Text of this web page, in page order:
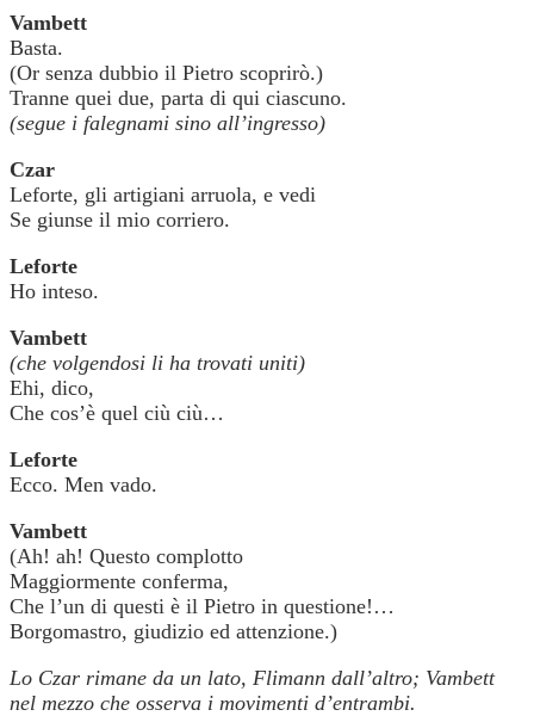
Vambett
Basta.
(Or senza dubbio il Pietro scoprirò.)
Tranne quei due, parta di qui ciascuno.
(segue i falegnami sino all’ingresso)
Czar
Leforte, gli artigiani arruola, e vedi
Se giunse il mio corriero.
Leforte
Ho inteso.
Vambett
(che volgendosi li ha trovati uniti)
Ehi, dico,
Che cos’è quel ciù ciù…
Leforte
Ecco. Men vado.
Vambett
(Ah! ah! Questo complotto
Maggiormente conferma,
Che l’un di questi è il Pietro in questione!…
Borgomastro, giudizio ed attenzione.)
Lo Czar rimane da un lato, Flimann dall’altro; Vambett
nel mezzo che osserva i movimenti d’entrambi.